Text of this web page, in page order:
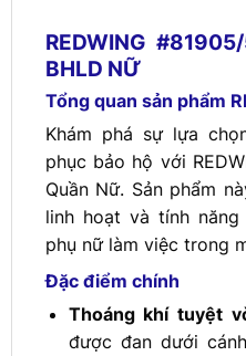
REDWING
BHLD NỮ
Tổng quan sản phẩm
Khám phá sự lựa
phục bảo hộ với
Quần Nữ. Sản phẩm
linh hoạt và tính
phụ nữ làm việc trong
Đặc điểm chính
Thoáng khí tuyệt
được đan dưới